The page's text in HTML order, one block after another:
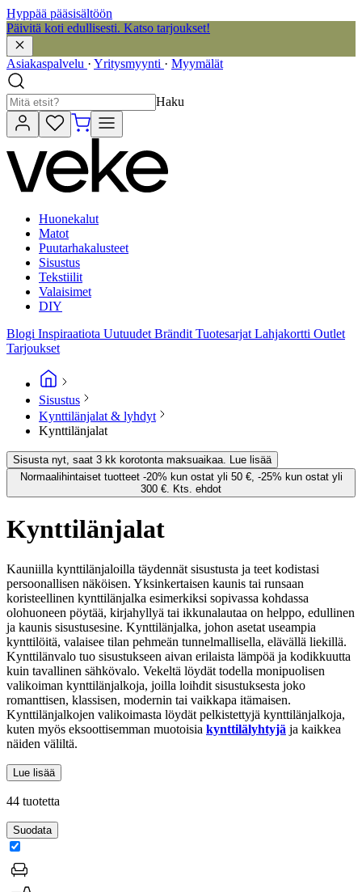
Hyppää pääsisältöön
Päivitä koti edullisesti. Katso tarjoukset!
Asiakaspalvelu · Yritysmyynti · Myymälät
Haku
Huonekalut
Matot
Puutarhakalusteet
Sisustus
Tekstiilit
Valaisimet
DIY
Blogi Inspiraatiota Uutuudet Brändit Tuotesarjat Lahjakortti Outlet
Tarjoukset
Sisustus
Kynttilänjalat & lyhdyt
Kynttilänjalat
Sisusta nyt, saat 3 kk korotonta maksuaikaa. Lue lisää
Normaalihintaiset tuotteet -20% kun ostat yli 50 €, -25% kun ostat yli
300 €. Kts. ehdot
Kynttilänjalat
Kauniilla kynttilänjaloilla täydennät sisustusta ja teet kodistasi
persoonallisen näköisen. Yksinkertaisen kaunis tai runsaan
koristeellinen kynttilänjalka esimerkiksi sopivassa kohdassa
olohuoneen pöytää, kirjahyllyä tai ikkunalautaa on helppo, edullinen
ja kaunis sisustusesine. Kynttilänjalka, johon asetat useampia
kynttilöitä, valaisee tilan pehmeän tunnelmallisella, elävällä liekillä.
Kynttilänvalo tuo sisustukseen aivan erilaista lämpöä ja kodikkuutta
kuin tavallinen sähkövalo. Vekeltä löydät todella monipuolisen
valikoiman kynttilänjalkoja, joilla loihdit sisustuksesta joko
romanttisen, klassisen, modernin tai vaikkapa itämaisen.
Kynttilänjalkojen valikoimasta löydät pelkistettyjä kynttilänjalkoja,
kuten myös eksoottisemman muotoisia kynttilälyhtyjä ja kaikkea
näiden väliltä.
Lue lisää
44 tuotetta
Suodata